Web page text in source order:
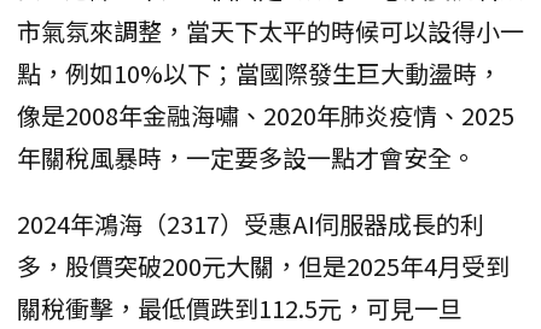
市氣氛來調整，當天下太平的時候可以設得小一
點，例如10%以下；當國際發生巨大動盪時，
像是2008年金融海嘯、2020年肺炎疫情、2025
年關稅風暴時，一定要多設一點才會安全。
2024年鴻海（2317）受惠AI伺服器成長的利
多，股價突破200元大關，但是2025年4月受到
關稅衝擊，最低價跌到112.5元，可見一旦